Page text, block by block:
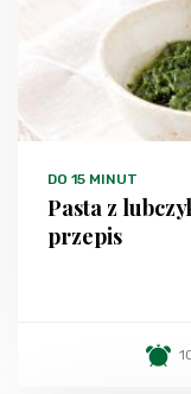
DO 15 MINUT
Pasta z
przepis